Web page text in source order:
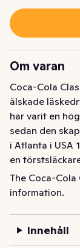
Om varan
Coca-Cola
älskade
har varit en
sedan den
i Atlanta i USA
en
jordens
finns idag i
KOLSYRAD
Bara naturliga
The Coca-
information.
Innehåll